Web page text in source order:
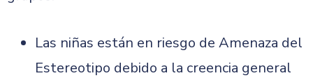
Las niñas están en riesgo de Amenaza del
Estereotipo debido a la creencia general